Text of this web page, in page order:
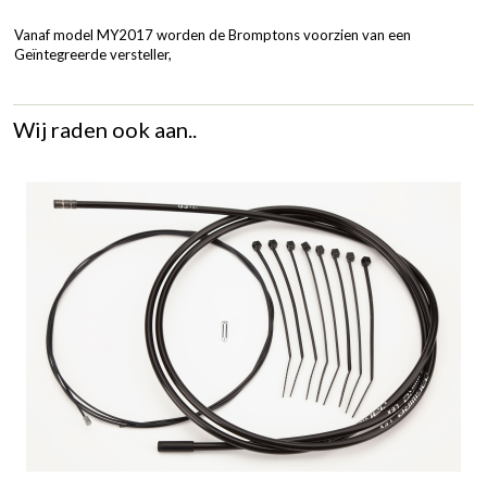
Vanaf model MY2017 worden de Bromptons voorzien van een
Geïntegreerde versteller,
Wij raden ook aan..